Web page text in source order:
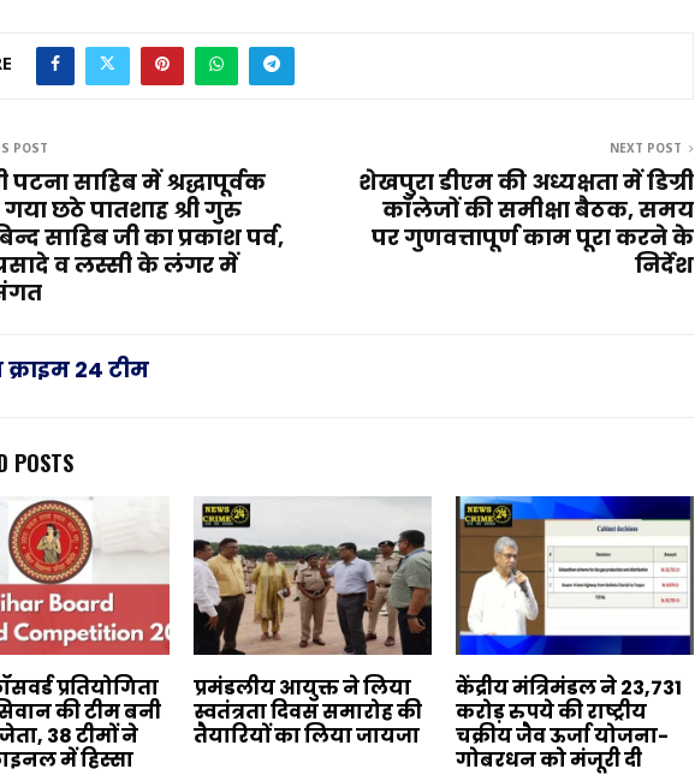
POST
पटना साहिब में श्रद्धापूर्वक
छठे पातशाह श्री गुरु
साहिब जी का प्रकाश पर्व,
व लस्सी के लंगर में
NEXT POST
शेखपुरा डीएम की अध्यक्षता में डिग्री
कॉलेजों की समीक्षा बैठक, समय
पर गुणवत्तापूर्ण काम पूरा करने के
निर्देश
24 टीम
POSTS
प्रतियोगिता
की टीम बनी
38 टीमों ने
में हिस्सा
प्रमंडलीय आयुक्त ने लिया
स्वतंत्रता दिवस समारोह की
तैयारियों का लिया जायजा
केंद्रीय मंत्रिमंडल ने 23,731
करोड़ रुपये की राष्ट्रीय
चक्रीय जैव ऊर्जा योजना-
गोबरधन को मंजूरी दी